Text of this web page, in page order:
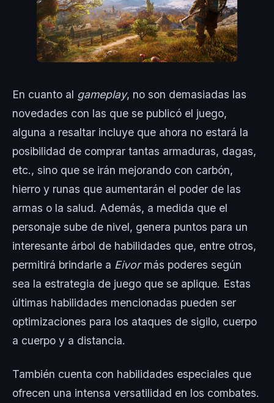
En cuanto al gameplay, no son demasiadas las
novedades con las que se publicó el juego,
alguna a resaltar incluye que ahora no estará la
posibilidad de comprar tantas armaduras, dagas,
etc., sino que se irán mejorando con carbón,
hierro y runas que aumentarán el poder de las
armas o la salud. Además, a medida que el
personaje sube de nivel, genera puntos para un
interesante árbol de habilidades que, entre otros,
permitirá brindarle a Eivormás poderes según
sea la estrategia de juego que se aplique. Estas
últimas habilidades mencionadas pueden ser
optimizaciones para los ataques de sigilo, cuerpo
a cuerpo y a distancia.
También cuenta con habilidades especiales que
ofrecen una intensa versatilidad en los combates.